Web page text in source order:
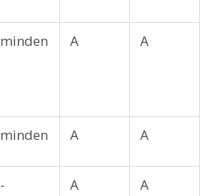
minden A A
minden A A
- A A